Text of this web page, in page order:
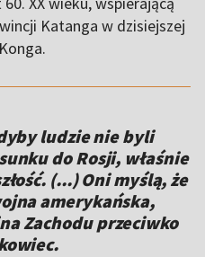
Katanga w dzisiejszej
ludzie nie byli
do Rosji, właśnie
(...) Oni myślą, że
amerykańska,
Zachodu przeciwko